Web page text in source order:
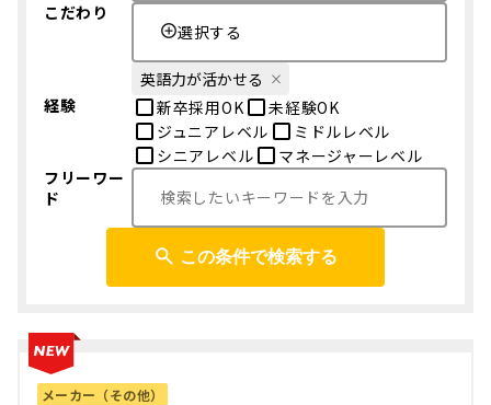
こだわり
選択する
英語力が活かせる
経験
新卒採用OK
未経験OK
ジュニアレベル
ミドルレベル
シニアレベル
マネージャーレベル
フリーワー
ド
この条件で検索する
メーカー（その他）